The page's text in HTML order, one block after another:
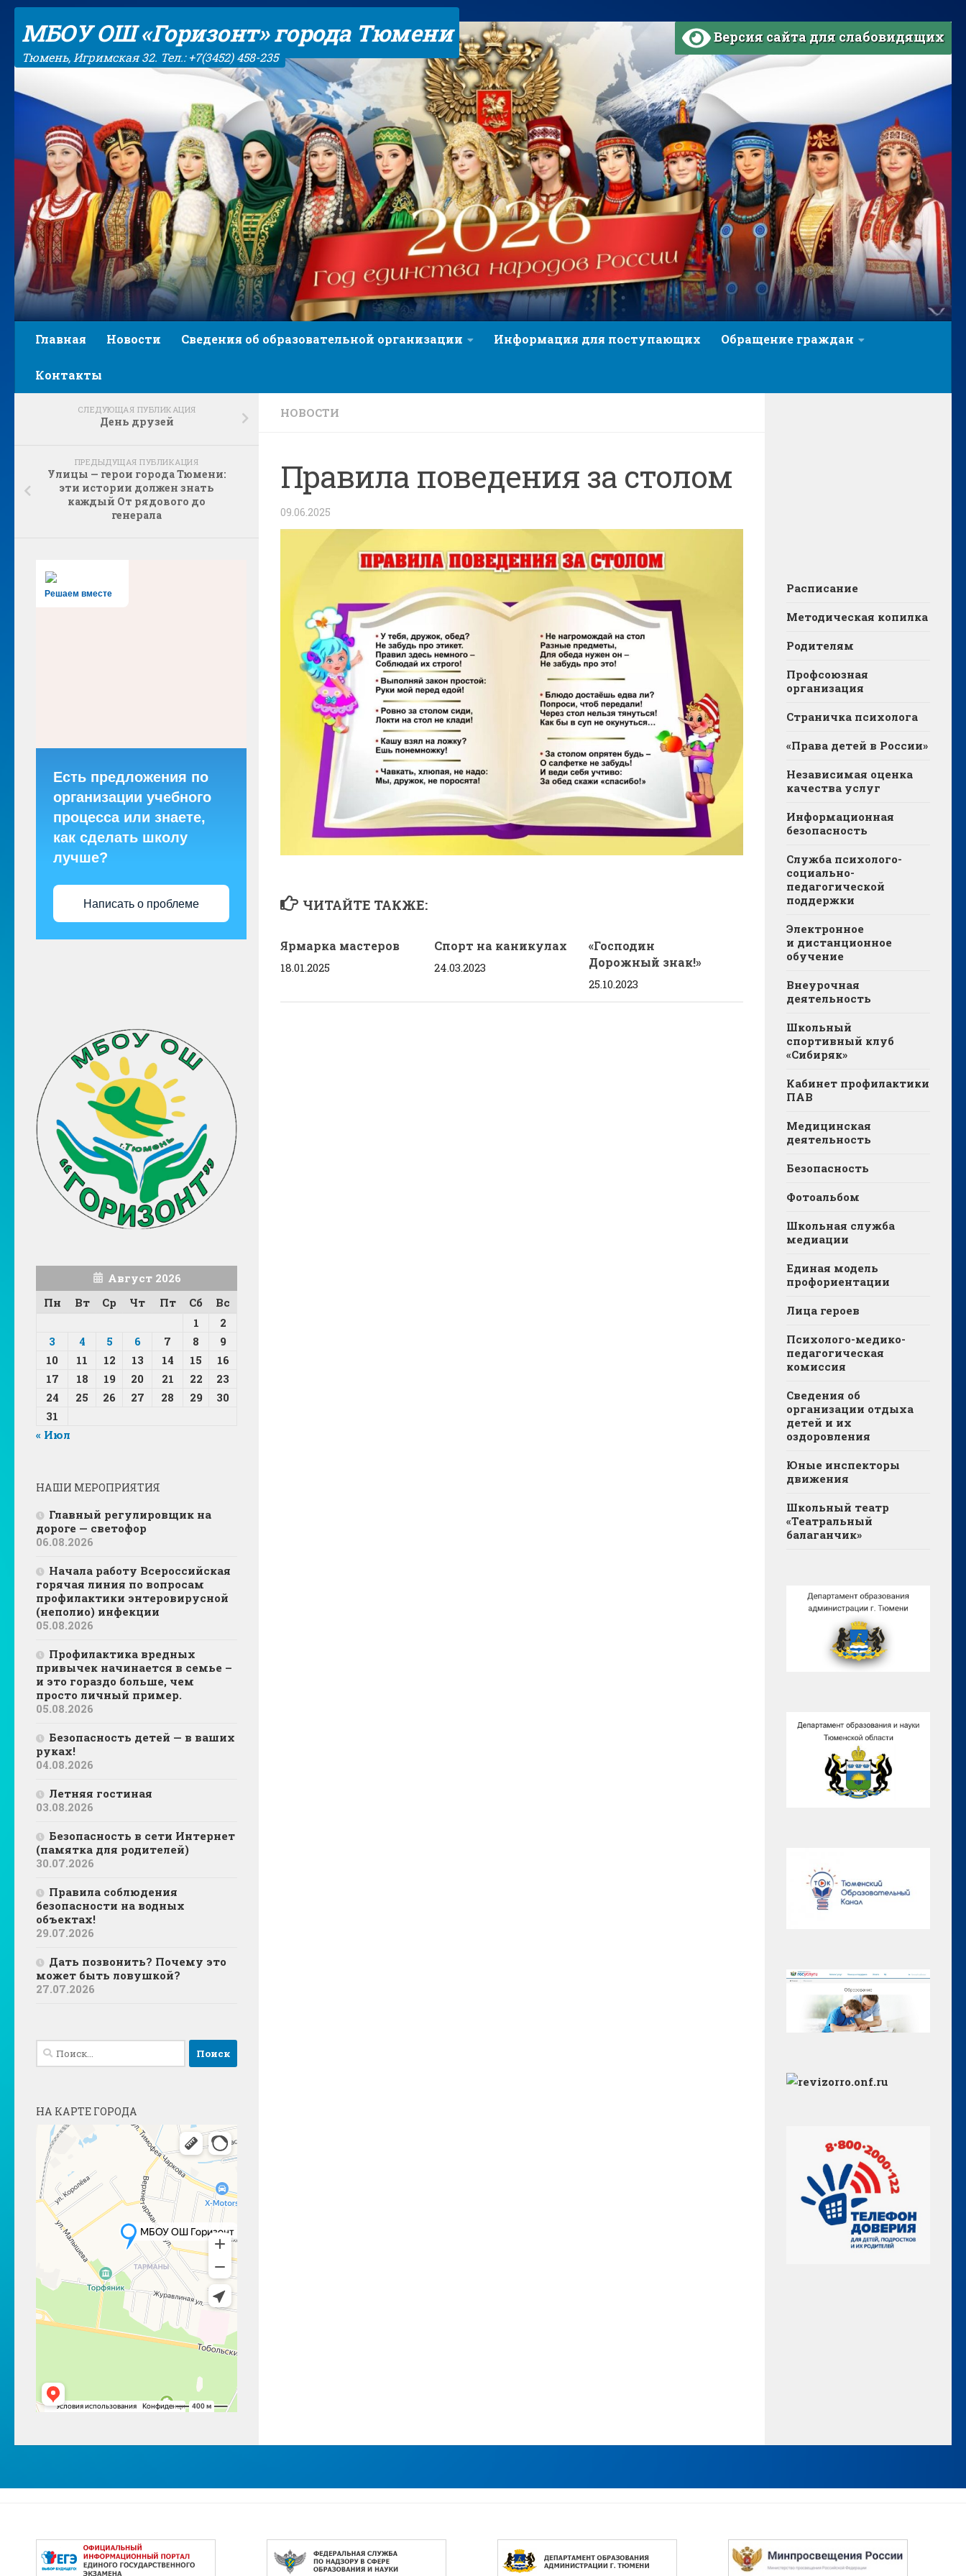
МБОУ ОШ «Горизонт» города Тюмени
Тюмень, Игримская 32. Тел.: +7(3452) 458-235
Версия сайта для слабовидящих
Главная Новости Сведения об образовательной организации Информация для поступающих Обращение граждан
Контакты
НОВОСТИ
Правила поведения за столом
09.06.2025
ЧИТАЙТЕ ТАКЖЕ:
Ярмарка мастеров
18.01.2025
Спорт на каникулах
24.03.2023
«Господин
Дорожный знак!»
25.10.2023
СЛЕДУЮЩАЯ ПУБЛИКАЦИЯ
День друзей
ПРЕДЫДУЩАЯ ПУБЛИКАЦИЯ
Улицы — герои города Тюмени:
эти истории должен знать
каждый От рядового до
генерала
Решаем вместе
Есть предложения по
организации учебного
процесса или знаете,
как сделать школу
лучше?
Написать о проблеме
Август 2026
Пн
Вт Ср Чт Пт Сб
Вс
1
2
3
4 5 6 7 8
9
10
11 12 13 14 15
16
17
18 19 20 21 22
23
24
25 26 27 28 29
30
31
« Июл
НАШИ МЕРОПРИЯТИЯ
Главный регулировщик на
дороге — светофор
06.08.2026
Начала работу Всероссийская
горячая линия по вопросам
профилактики энтеровирусной
(неполио) инфекции
05.08.2026
Профилактика вредных
привычек начинается в семье –
и это гораздо больше, чем
просто личный пример.
05.08.2026
Безопасность детей — в ваших
руках!
04.08.2026
Летняя гостиная
03.08.2026
Безопасность в сети Интернет
(памятка для родителей)
30.07.2026
Правила соблюдения
безопасности на водных
объектах!
29.07.2026
Дать позвонить? Почему это
может быть ловушкой?
27.07.2026
Найти:
НА КАРТЕ ГОРОДА
Расписание
Методическая копилка
Родителям
Профсоюзная
организация
Страничка психолога
«Права детей в России»
Независимая оценка
качества услуг
Информационная
безопасность
Служба психолого-
социально-
педагогической
поддержки
Электронное
и дистанционное
обучение
Внеурочная
деятельность
Школьный
спортивный клуб
«Сибиряк»
Кабинет профилактики
ПАВ
Медицинская
деятельность
Безопасность
Фотоальбом
Школьная служба
медиации
Единая модель
профориентации
Лица героев
Психолого-медико-
педагогическая
комиссия
Сведения об
организации отдыха
детей и их
оздоровления
Юные инспекторы
движения
Школьный театр
«Театральный
балаганчик»